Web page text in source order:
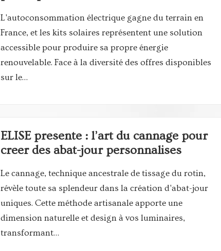
L'autoconsommation électrique gagne du terrain en
France, et les kits solaires représentent une solution
accessible pour produire sa propre énergie
renouvelable. Face à la diversité des offres disponibles
sur le…
ELISE presente : l’art du cannage pour
creer des abat-jour personnalises
Le cannage, technique ancestrale de tissage du rotin,
révèle toute sa splendeur dans la création d'abat-jour
uniques. Cette méthode artisanale apporte une
dimension naturelle et design à vos luminaires,
transformant…